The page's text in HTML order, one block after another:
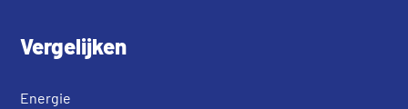
Vergelijken
Energie